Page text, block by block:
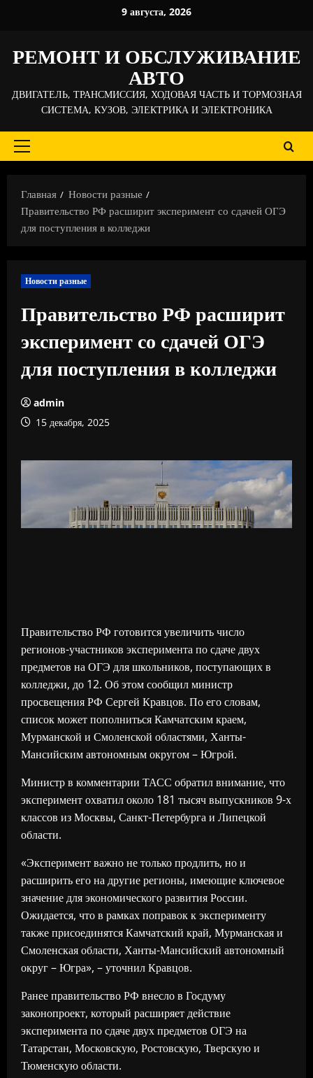
9 августа, 2026
РЕМОНТ И ОБСЛУЖИВАНИЕ
АВТО
ДВИГАТЕЛЬ, ТРАНСМИССИЯ, ХОДОВАЯ ЧАСТЬ И ТОРМОЗНАЯ
СИСТЕМА, КУЗОВ, ЭЛЕКТРИКА И ЭЛЕКТРОНИКА
Основное
Главная
Новости разные
Правительство РФ расширит эксперимент со сдачей ОГЭ
для поступления в колледжи
Новости разные
Правительство РФ расширит
эксперимент со сдачей ОГЭ
для поступления в колледжи
admin
15 декабря, 2025
Правительство РФ готовится увеличить число
регионов-участников эксперимента по сдаче двух
предметов на ОГЭ для школьников, поступающих в
колледжи, до 12. Об этом сообщил министр
просвещения РФ Сергей Кравцов. По его словам,
список может пополниться Камчатским краем,
Мурманской и Смоленской областями, Ханты-
Мансийским автономным округом – Югрой.
Министр в комментарии ТАСС обратил внимание, что
эксперимент охватил около 181 тысяч выпускников 9-х
классов из Москвы, Санкт-Петербурга и Липецкой
области.
«Эксперимент важно не только продлить, но и
расширить его на другие регионы, имеющие ключевое
значение для экономического развития России.
Ожидается, что в рамках поправок к эксперименту
также присоединятся Камчатский край, Мурманская и
Смоленская области, Ханты-Мансийский автономный
округ – Югра», – уточнил Кравцов.
Ранее правительство РФ внесло в Госдуму
законопроект, который расширяет действие
эксперимента по сдаче двух предметов ОГЭ на
Татарстан, Московскую, Ростовскую, Тверскую и
Тюменскую области.